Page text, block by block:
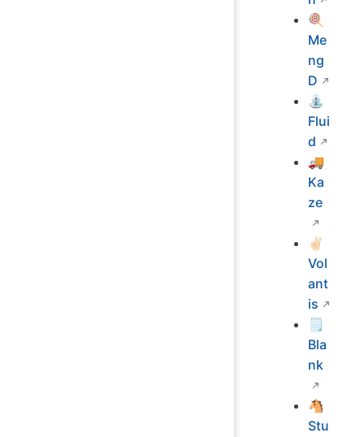
🍭
Me
ng
D
⛲
Flui
d
🚚
Ka
ze
✌🏻
Vol
ant
is
🗒
Bla
nk
🐴
Stu